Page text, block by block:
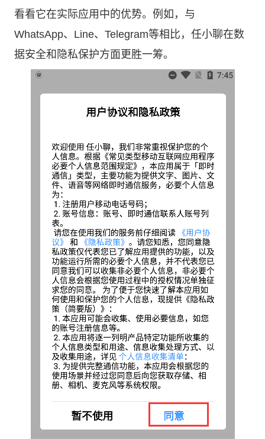
看看它在实际应用中的优势。例如，与
WhatsApp、Line、Telegram等相比，任小聊在数
据安全和隐私保护方面更胜一筹。